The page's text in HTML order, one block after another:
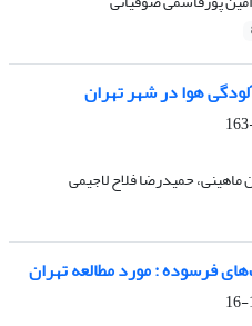
هوا در شهر تهران
حمیدرضا فلاح لاجیمی
فرسوده : مورد مطالعه تهران